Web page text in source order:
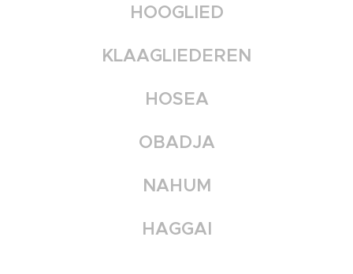
HOOGLIED
KLAAGLIEDEREN
HOSEA
OBADJA
NAHUM
HAGGAI